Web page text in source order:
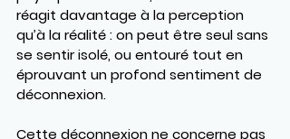
réagit davantage à la perception
qu’à la réalité : on peut être seul sans
se sentir isolé, ou entouré tout en
éprouvant un profond sentiment de
déconnexion.
Cette déconnexion ne concerne pas